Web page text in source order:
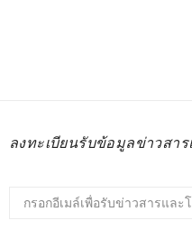
ลงทะเบียนรับข้อมูลข่าวสา